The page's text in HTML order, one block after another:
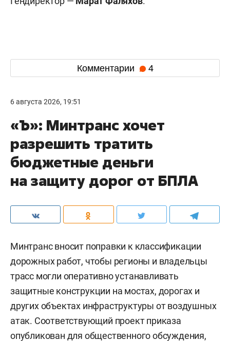
Комментарии 4
6 августа 2026, 19:51
«Ъ»: Минтранс хочет
разрешить тратить
бюджетные деньги
на защиту дорог от БПЛА
Минтранс вносит поправки к классификации
дорожных работ, чтобы регионы и владельцы
трасс могли оперативно устанавливать
защитные конструкции на мостах, дорогах и
других объектах инфраструктуры от воздушных
атак. Соответствующий проект приказа
опубликован для общественного обсуждения,